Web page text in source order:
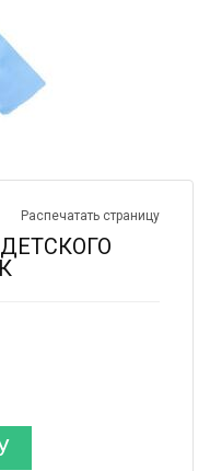
Распечатать страницу